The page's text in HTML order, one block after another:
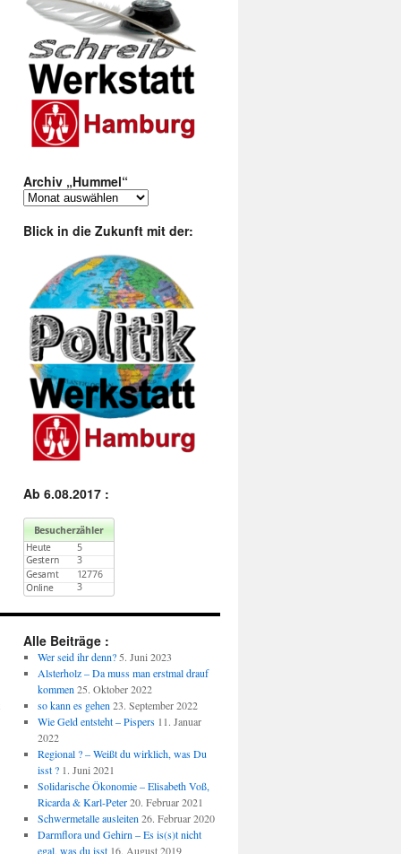
Archiv „Hummel“
Archiv
Blick in die Zukunft mit der:
Ab 6.08.2017 :
Alle Beiträge :
Wer seid ihr denn? 5. Juni 2023
Alsterholz – Da muss man erstmal drauf
kommen 25. Oktober 2022
so kann es gehen 23. September 2022
Wie Geld entsteht – Pispers 11. Januar
2022
Regional ? – Weißt du wirklich, was Du
isst ? 1. Juni 2021
Solidarische Ökonomie – Elisabeth Voß,
Ricarda & Karl-Peter 20. Februar 2021
Schwermetalle ausleiten 26. Februar 2020
Darmflora und Gehirn – Es is(s)t nicht
egal, was du isst 16. August 2019